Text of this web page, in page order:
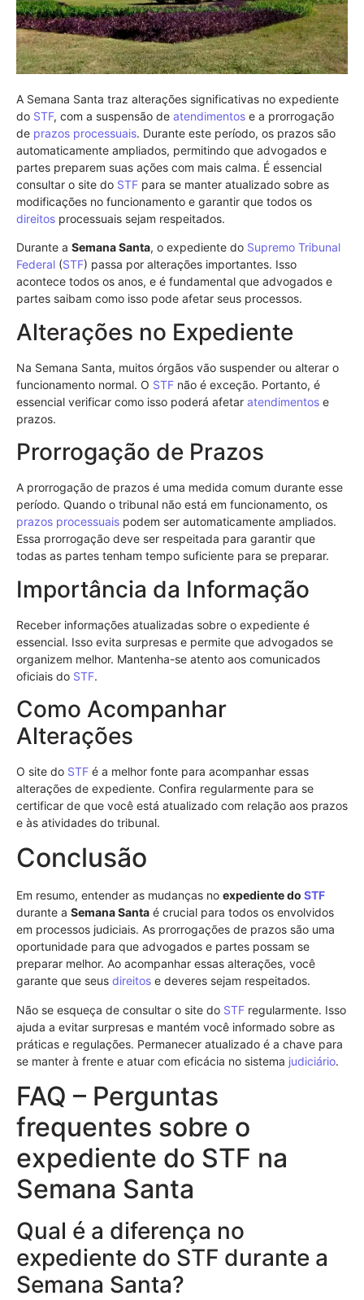
A Semana Santa traz alterações significativas no expediente
do STF, com a suspensão de atendimentos e a prorrogação
de prazos processuais. Durante este período, os prazos são
automaticamente ampliados, permitindo que advogados e
partes preparem suas ações com mais calma. É essencial
consultar o site do STF para se manter atualizado sobre as
modificações no funcionamento e garantir que todos os
direitos processuais sejam respeitados.
Durante a Semana Santa, o expediente do Supremo Tribunal
Federal (STF) passa por alterações importantes. Isso
acontece todos os anos, e é fundamental que advogados e
partes saibam como isso pode afetar seus processos.
Alterações no Expediente
Na Semana Santa, muitos órgãos vão suspender ou alterar o
funcionamento normal. O STF não é exceção. Portanto, é
essencial verificar como isso poderá afetar atendimentos e
prazos.
Prorrogação de Prazos
A prorrogação de prazos é uma medida comum durante esse
período. Quando o tribunal não está em funcionamento, os
prazos processuais podem ser automaticamente ampliados.
Essa prorrogação deve ser respeitada para garantir que
todas as partes tenham tempo suficiente para se preparar.
Importância da Informação
Receber informações atualizadas sobre o expediente é
essencial. Isso evita surpresas e permite que advogados se
organizem melhor. Mantenha-se atento aos comunicados
oficiais do STF.
Como Acompanhar
Alterações
O site do STF é a melhor fonte para acompanhar essas
alterações de expediente. Confira regularmente para se
certificar de que você está atualizado com relação aos prazos
e às atividades do tribunal.
Conclusão
Em resumo, entender as mudanças no expediente do STF
durante a Semana Santa é crucial para todos os envolvidos
em processos judiciais. As prorrogações de prazos são uma
oportunidade para que advogados e partes possam se
preparar melhor. Ao acompanhar essas alterações, você
garante que seus direitos e deveres sejam respeitados.
Não se esqueça de consultar o site do STF regularmente. Isso
ajuda a evitar surpresas e mantém você informado sobre as
práticas e regulações. Permanecer atualizado é a chave para
se manter à frente e atuar com eficácia no sistema judiciário.
FAQ – Perguntas
frequentes sobre o
expediente do STF na
Semana Santa
Qual é a diferença no
expediente do STF durante a
Semana Santa?